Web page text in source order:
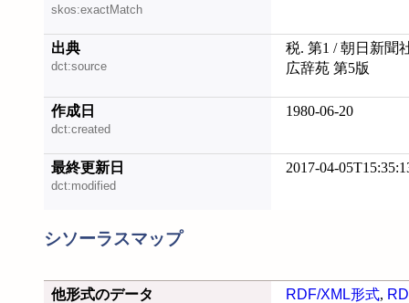
skos:exactMatch
出典
dct:source
税. 第1 / 朝日新聞
広辞苑 第5版
作成日
dct:created
1980-06-20
最終更新日
dct:modified
2017-04-
シソーラスマップ
他形式のデータ RDF/XML形式,